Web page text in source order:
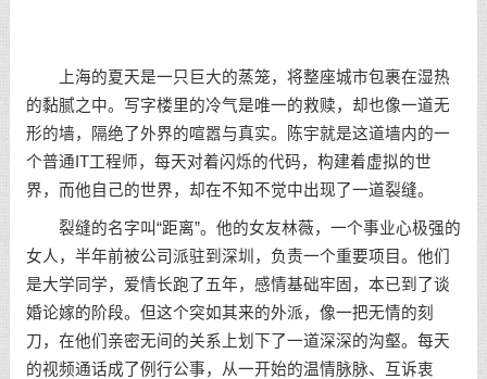
上海的夏天是一只巨大的蒸笼，将整座城市包裹在湿热
的黏腻之中。写字楼里的冷气是唯一的救赎，却也像一道无
形的墙，隔绝了外界的喧嚣与真实。陈宇就是这道墙内的一
个普通IT工程师，每天对着闪烁的代码，构建着虚拟的世
界，而他自己的世界，却在不知不觉中出现了一道裂缝。
裂缝的名字叫“距离”。他的女友林薇，一个事业心极强的
女人，半年前被公司派驻到深圳，负责一个重要项目。他们
是大学同学，爱情长跑了五年，感情基础牢固，本已到了谈
婚论嫁的阶段。但这个突如其来的外派，像一把无情的刻
刀，在他们亲密无间的关系上划下了一道深深的沟壑。每天
的视频通话成了例行公事，从一开始的温情脉脉、互诉衷